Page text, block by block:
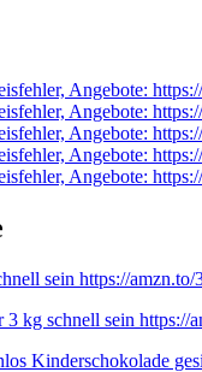
Angebote:
Angebote:
Angebote:
Angebote:
Angebote:
sein https://
3 kg schnell sein
Kinderschokolade